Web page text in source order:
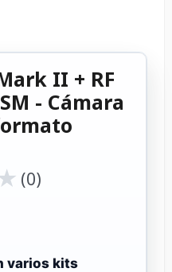
II + RF
- Cámara
(0)
varios kits